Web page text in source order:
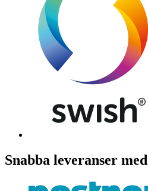
Snabba leveranser med